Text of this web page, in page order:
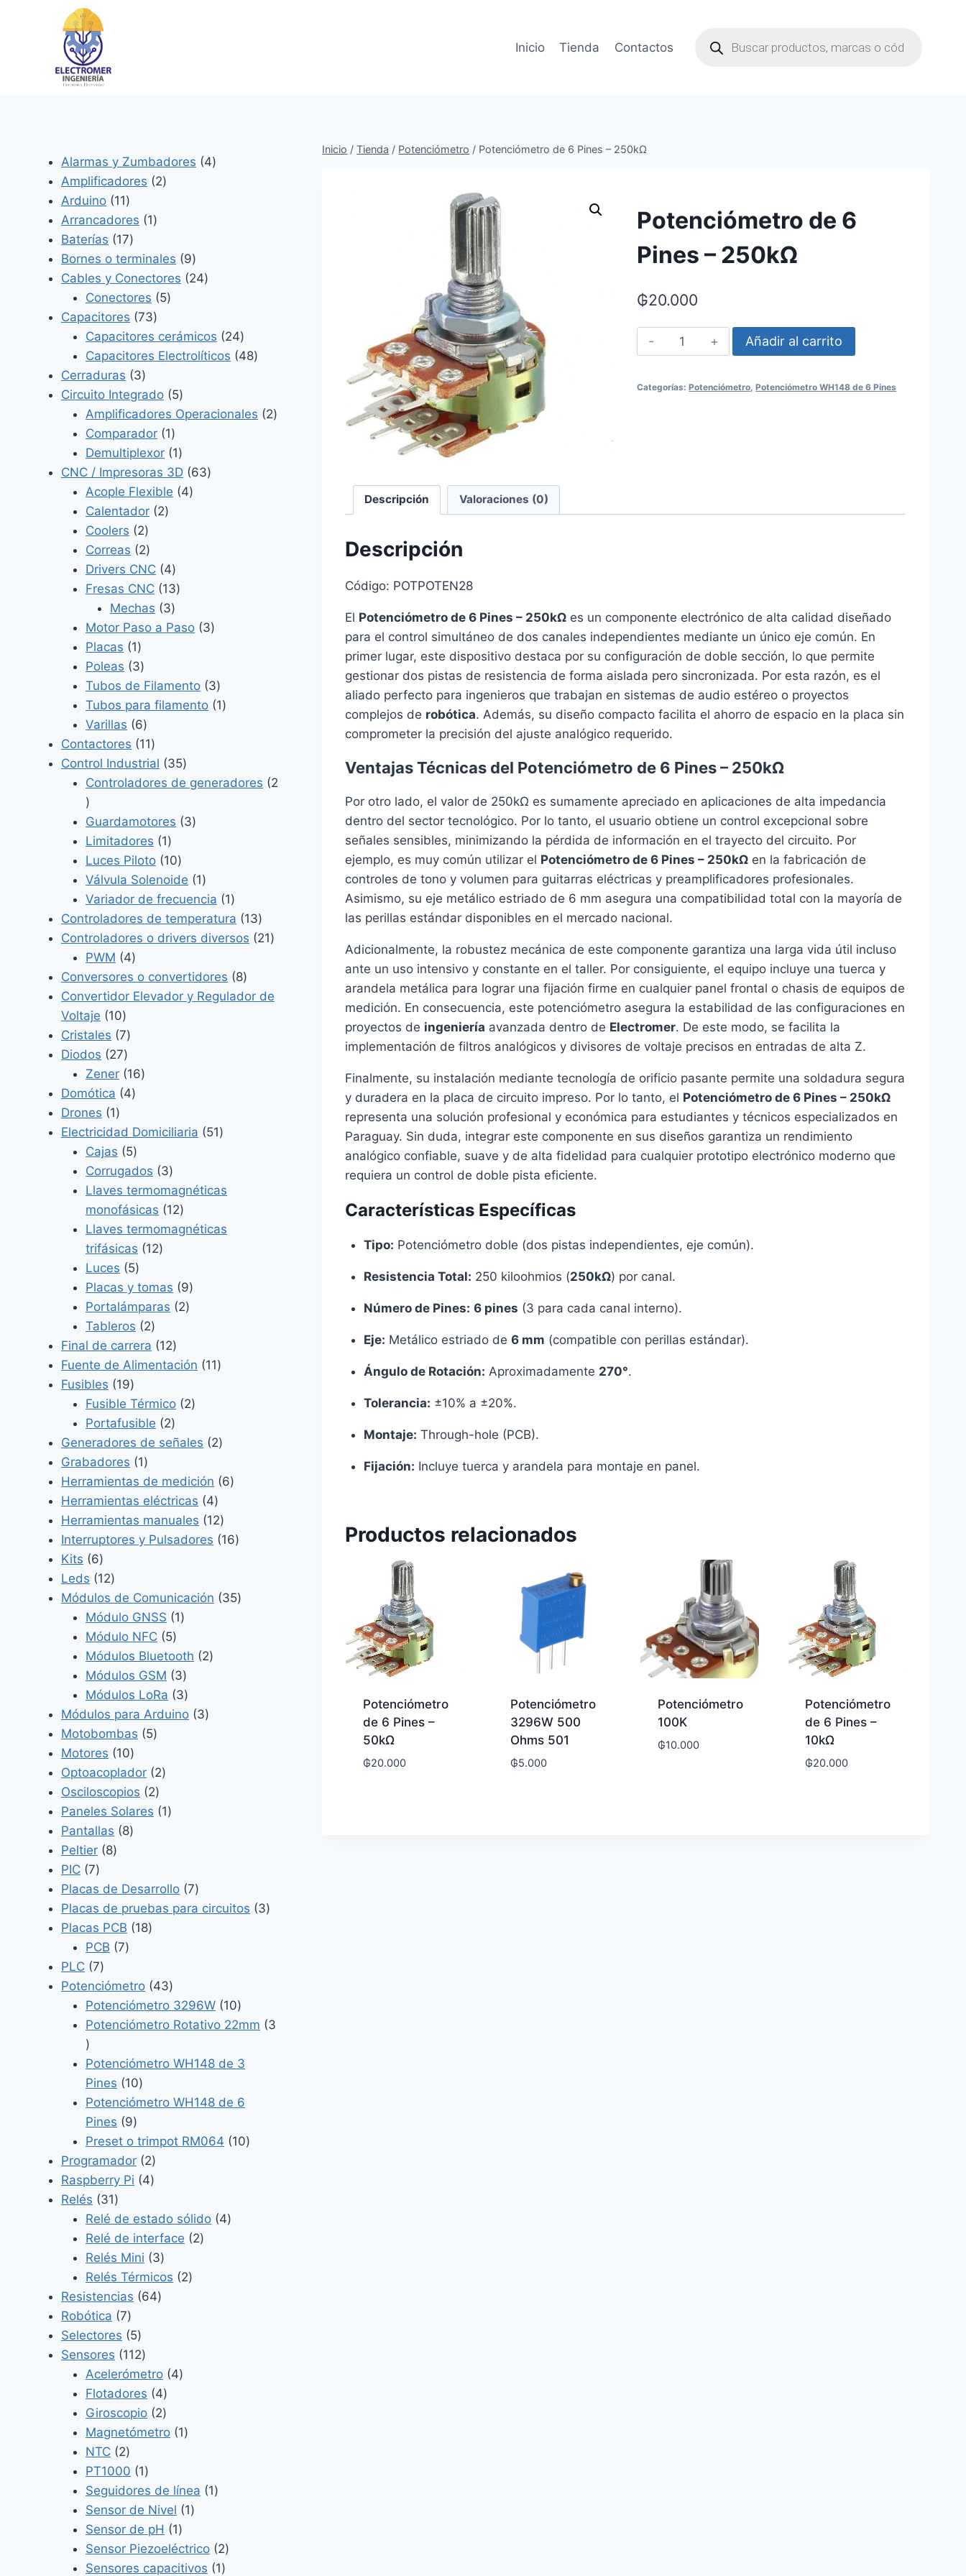
Inicio Tienda Contactos
productos
Inicio / Tienda / Potenciómetro / Potenciómetro de 6 Pines – 250kΩ
Potenciómetro de 6
Pines – 250kΩ
₲20.000
Potenciómetro
de
Pines
Añadir al carrito
Categorías:Potenciómetro,Potenciómetro WH148 de 6 Pines
Descripción Valoraciones (0)
Descripción
Código: POTPOTEN28
El Potenciómetro de 6 Pines – 250kΩ es un componente electrónico de alta calidad diseñado
para el control simultáneo de dos canales independientes mediante un único eje común. En
primer lugar, este dispositivo destaca por su configuración de doble sección, lo que permite
gestionar dos pistas de resistencia de forma aislada pero sincronizada. Por esta razón, es el
aliado perfecto para ingenieros que trabajan en sistemas de audio estéreo o proyectos
complejos de robótica. Además, su diseño compacto facilita el ahorro de espacio en la placa sin
comprometer la precisión del ajuste analógico requerido.
Ventajas Técnicas del Potenciómetro de 6 Pines – 250kΩ
Por otro lado, el valor de 250kΩ es sumamente apreciado en aplicaciones de alta impedancia
dentro del sector tecnológico. Por lo tanto, el usuario obtiene un control excepcional sobre
señales sensibles, minimizando la pérdida de información en el trayecto del circuito. Por
ejemplo, es muy común utilizar el Potenciómetro de 6 Pines – 250kΩ en la fabricación de
controles de tono y volumen para guitarras eléctricas y preamplificadores profesionales.
Asimismo, su eje metálico estriado de 6 mm asegura una compatibilidad total con la mayoría de
las perillas estándar disponibles en el mercado nacional.
Adicionalmente, la robustez mecánica de este componente garantiza una larga vida útil incluso
ante un uso intensivo y constante en el taller. Por consiguiente, el equipo incluye una tuerca y
arandela metálica para lograr una fijación firme en cualquier panel frontal o chasis de equipos de
medición. En consecuencia, este potenciómetro asegura la estabilidad de las configuraciones en
proyectos de ingeniería avanzada dentro de Electromer. De este modo, se facilita la
implementación de filtros analógicos y divisores de voltaje precisos en entradas de alta Z.
Finalmente, su instalación mediante tecnología de orificio pasante permite una soldadura segura
y duradera en la placa de circuito impreso. Por lo tanto, el Potenciómetro de 6 Pines – 250kΩ
representa una solución profesional y económica para estudiantes y técnicos especializados en
Paraguay. Sin duda, integrar este componente en sus diseños garantiza un rendimiento
analógico confiable, suave y de alta fidelidad para cualquier prototipo electrónico moderno que
requiera un control de doble pista eficiente.
Características Específicas
Tipo: Potenciómetro doble (dos pistas independientes, eje común).
Resistencia Total: 250 kiloohmios (250kΩ) por canal.
Número de Pines: 6 pines (3 para cada canal interno).
Eje: Metálico estriado de 6 mm (compatible con perillas estándar).
Ángulo de Rotación: Aproximadamente 270°.
Tolerancia: ±10% a ±20%.
Montaje: Through-hole (PCB).
Fijación: Incluye tuerca y arandela para montaje en panel.
Productos relacionados
Potenciómetro
de 6 Pines –
50kΩ
₲20.000
Potenciómetro
3296W 500
Ohms 501
₲5.000
Potenciómetro
100K
₲10.000
Potenciómetro
de 6 Pines –
10kΩ
₲20.000
Alarmas y Zumbadores 44
Amplificadores 22
Arduino 1111
productos
Arrancadores 11
Baterías 1717
productos
Bornes o terminales 99
productos
Cables y Conectores 2424
Conectores 55
Capacitores 7373
productos
Capacitores cerámicos 2424
productos
Capacitores Electrolíticos 4848
Cerraduras 33
productos
Circuito Integrado 55
productos
Amplificadores Operacionales 22
Comparador 11
producto
Demultiplexor 11
producto
CNC / Impresoras 3D 6363
Acople Flexible 44
Calentador 22
Coolers 22
productos
Correas 22
productos
Drivers CNC 44
productos
Fresas CNC 1313
Mechas 33
productos
Motor Paso a Paso 33
Placas 11
producto
Poleas 33
productos
Tubos de Filamento 33
productos
Tubos para filamento 11
Varillas 66
productos
Contactores 1111
productos
Control Industrial 3535
productos
Controladores de generadores
2
2
productos
Guardamotores 33
Limitadores 11
producto
Luces Piloto 1010
productos
Válvula Solenoide 11
producto
Variador de frecuencia 11
producto
Controladores de temperatura 1313
productos
Controladores o drivers diversos 2121
PWM 44
productos
Conversores o convertidores 88
productos
Convertidor Elevador y Regulador de
Voltaje
1010
productos
Cristales 77
productos
Diodos 2727
productos
Zener 1616
Domótica 44
Drones 11
producto
Electricidad Domiciliaria 5151
Cajas 55
productos
Corrugados 33
productos
Llaves termomagnéticas
monofásicas
1212
productos
Llaves termomagnéticas
trifásicas
1212
Luces 55
productos
Placas y tomas 99
productos
Portalámparas 22
Tableros 22
productos
Final de carrera 1212
productos
Fuente de Alimentación 1111
Fusibles 1919
productos
Fusible Térmico 22
Portafusible 22
productos
Generadores de señales 22
Grabadores 11
producto
Herramientas de medición 66
Herramientas eléctricas 44
productos
Herramientas manuales 1212
productos
Interruptores y Pulsadores 1616
Kits 66
productos
Leds 1212
productos
Módulos de Comunicación 3535
Módulo GNSS 11
Módulo NFC 55
productos
Módulos Bluetooth 22
Módulos GSM 33
productos
Módulos LoRa 33
productos
Módulos para Arduino 33
Motobombas 55
Motores 1010
productos
Optoacoplador 22
Osciloscopios 22
productos
Paneles Solares 11
Pantallas 88
Peltier 88
PIC 77
productos
Placas de Desarrollo 77
productos
Placas de pruebas para circuitos 33
Placas PCB 1818
PCB 77
PLC 77
productos
Potenciómetro 4343
productos
Potenciómetro 3296W 1010
productos
Potenciómetro Rotativo 22mm
3
3
productos
Potenciómetro WH148 de 3
Pines
1010
productos
Potenciómetro WH148 de 6
Pines
99
productos
Preset o trimpot RM064 1010
Programador 22
productos
Raspberry Pi 44
Relés 3131
productos
Relé de estado sólido 44
Relé de interface 22
Relés Mini 33
productos
Relés Térmicos 22
Resistencias 6464
Robótica 77
productos
Selectores 55
productos
Sensores 112112
productos
Acelerómetro 44
Flotadores 44
productos
Giroscopio 22
productos
Magnetómetro 11
NTC 22
productos
PT1000 11
producto
Seguidores de línea 11
Sensor de Nivel 11
Sensor de pH 11
producto
Sensor Piezoeléctrico 22
productos
Sensores capacitivos 11